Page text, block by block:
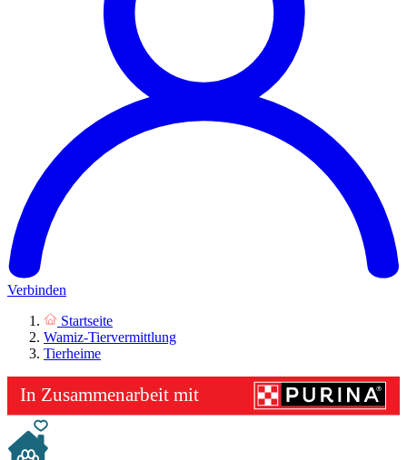
Verbinden
Startseite
Wamiz-Tiervermittlung
Tierheime